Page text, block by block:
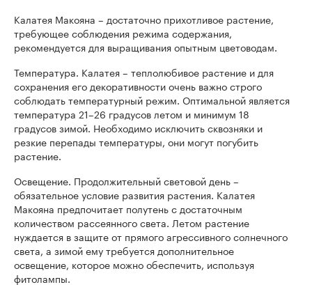
Калатея Макояна – достаточно прихотливое растение,
требующее соблюдения режима содержания,
рекомендуется для выращивания опытным цветоводам.
Температура. Калатея – теплолюбивое растение и для
сохранения его декоративности очень важно строго
соблюдать температурный режим. Оптимальной является
температура 21–26 градусов летом и минимум 18
градусов зимой. Необходимо исключить сквозняки и
резкие перепады температуры, они могут погубить
растение.
Освещение. Продолжительный световой день –
обязательное условие развития растения. Калатея
Макояна предпочитает полутень с достаточным
количеством рассеянного света. Летом растение
нуждается в защите от прямого агрессивного солнечного
света, а зимой ему требуется дополнительное
освещение, которое можно обеспечить, используя
фитолампы.